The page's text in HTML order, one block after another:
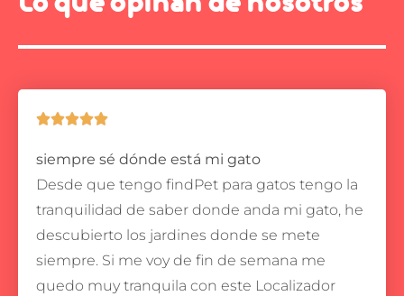

siempre sé dónde está mi gato
Desde que tengo findPet para gatos tengo la
tranquilidad de saber donde anda mi gato, he
descubierto los jardines donde se mete
siempre. Si me voy de fin de semana me
quedo muy tranquila con este Localizador